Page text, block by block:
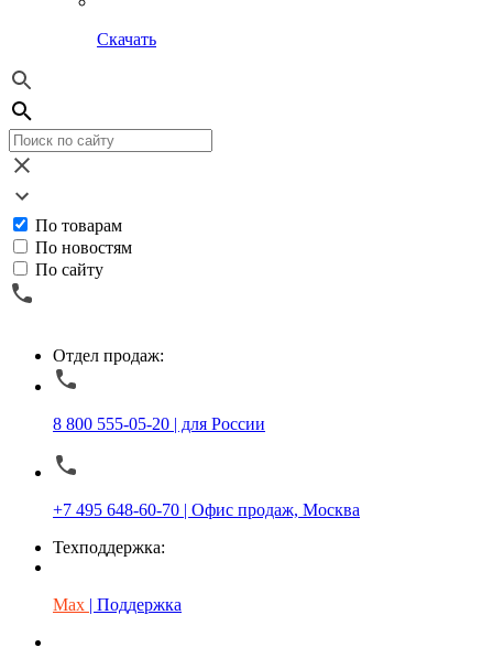
Скачать
По товарам
По новостям
По сайту
Отдел продаж:
8 800 555-05-20 | для России
+7 495 648-60-70 | Офис продаж, Москва
Техподдержка:
Max | Поддержка